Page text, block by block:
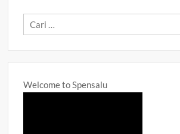
Welcome to Spensalu